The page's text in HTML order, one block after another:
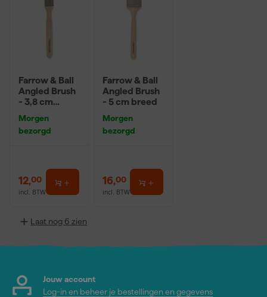
Farrow & Ball
Angled Brush
- 3,8 cm
Morgen
bezorgd
12,00
incl. BTW
Farrow & Ball
Angled Brush
- 5 cm breed
Morgen
bezorgd
16,00
incl. BTW
Laat nog 6 zien
Jouw account
Log-in en beheer je bestellingen en gegevens